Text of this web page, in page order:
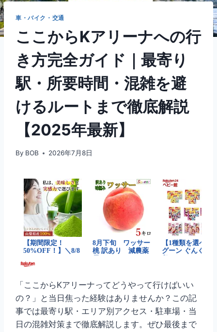
車・バイク・交通
ここからKアリーナへの行
き方完全ガイド｜最寄り
駅・所要時間・混雑を避
けるルートまで徹底解説
【2025年最新】
By BOB 2026年7月8日
「ここからKアリーナってどうやって行けばいい
の？」と当日焦った経験はありませんか？この記
事では最寄り駅・エリア別アクセス・駐車場・当
日の混雑対策まで徹底解説します。ぜひ最後まで